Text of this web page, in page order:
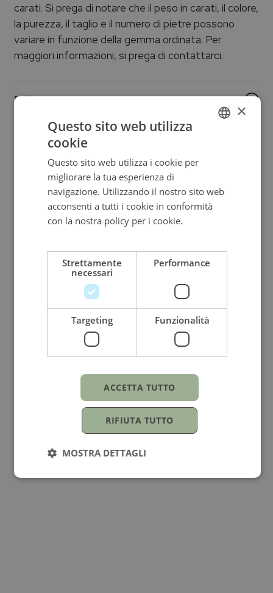
carati. Si prega di notare che il peso in carati, il colore,
la purezza, il taglio e il numero di pietre possono
variare in funzione della gemma ordinata. Per
maggiori informazioni, si prega di contattarci.
Informazioni aggiuntive
Vendibile
Prezzo su richiesta
PALUMBO & GIGANTE
Per lei
×
Questo sito web utilizza
cookie
Questo sito web utilizza i cookie per
migliorare la tua esperienza di
navigazione. Utilizzando il nostro sito web
acconsenti a tutti i cookie in conformità
con la nostra policy per i cookie.
Strettamente
necessari
Performance
Targeting Funzionalità
ACCETTA TUTTO
RIFIUTA TUTTO
MOSTRA DETTAGLI